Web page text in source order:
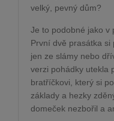
velký, pevný dům?
Je to podobné jako v
První dvě prasátka si
jen ze slámy nebo
verzi pohádky utekla
bratříčkovi, který si
základy a hezky
domeček nezbořil a